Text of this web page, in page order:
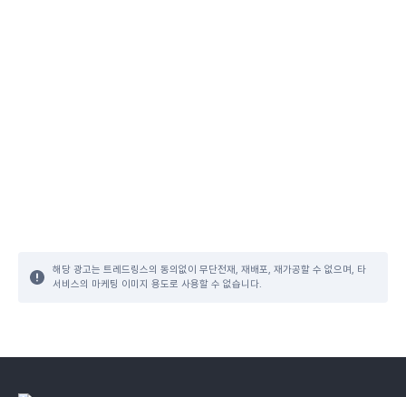
해당 광고는 트레드링스의 동의없이 무단전재, 재배포, 재가공할 수 없으며, 타
서비스의 마케팅 이미지 용도로 사용할 수 없습니다.